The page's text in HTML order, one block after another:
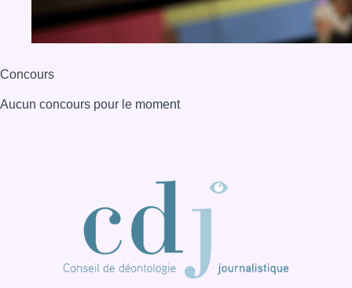
Concours
Aucun concours pour le moment